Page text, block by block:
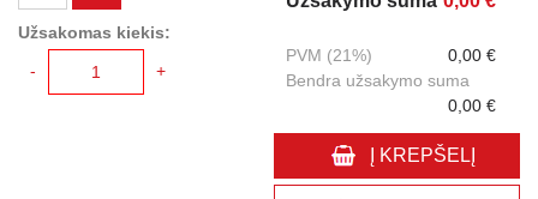
Užsakomas kiekis:
-
+
PVM (21%)
0,00 €
Bendra užsakymo suma
0,00 €
Į KREPŠELĮ